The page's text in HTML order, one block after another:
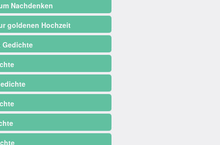
Nachdenken
goldenen Hochzeit
Gedichte